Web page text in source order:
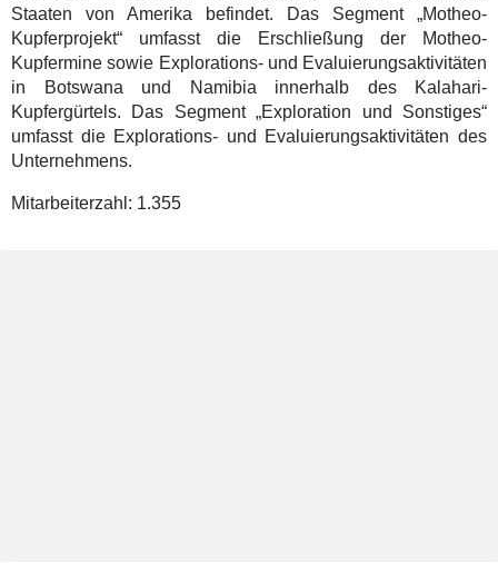
Staaten von Amerika befindet. Das Segment „Motheo-
Kupferprojekt“ umfasst die Erschließung der Motheo-
Kupfermine sowie Explorations- und Evaluierungsaktivitäten
in Botswana und Namibia innerhalb des Kalahari-
Kupfergürtels. Das Segment „Exploration und Sonstiges“
umfasst die Explorations- und Evaluierungsaktivitäten des
Unternehmens.
Mitarbeiterzahl: 1.355